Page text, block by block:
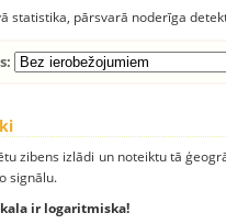
statistika, pārsvarā noderīga
zibens izlādi un noteiktu tā
signālu.
ir logaritmiska!